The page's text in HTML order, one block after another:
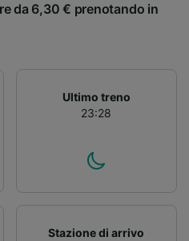
da 6,30 € prenotando in
Ultimo treno
23:28
Stazione di arrivo